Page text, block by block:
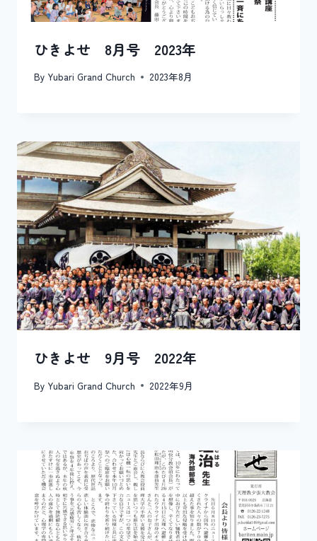
ひきよせ 8月号 2023年
By Yubari Grand Church 2023年8月
ひきよせ 9月号 2022年
By Yubari Grand Church 2022年9月